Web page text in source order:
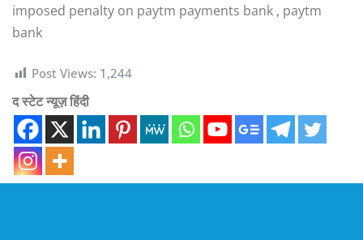
imposed penalty on paytm payments bank , paytm
bank
Post Views: 1,244
द स्टेट न्यूज़ हिंदी